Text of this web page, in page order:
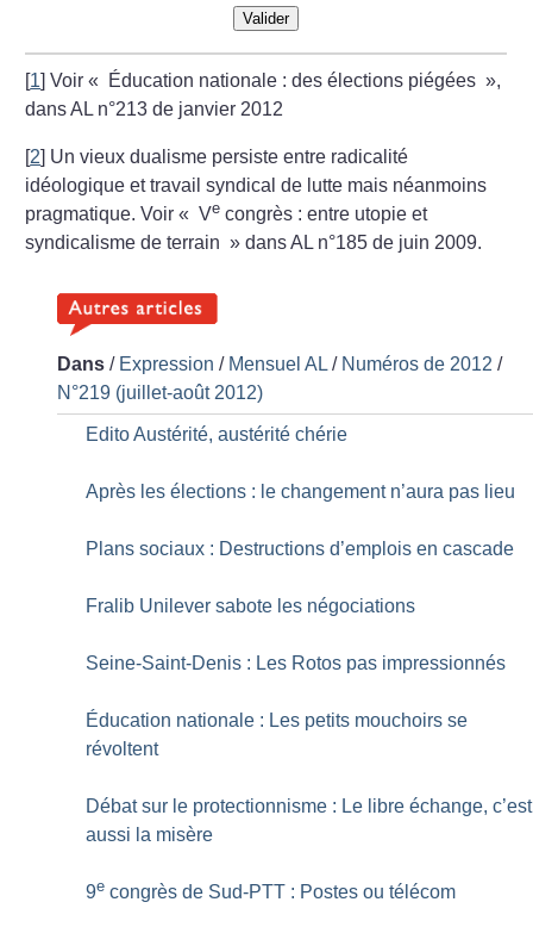
Valider
[1]Voir « Éducation nationale : des élections piégées »,
dans AL n°213 de janvier 2012
[2] Un vieux dualisme persiste entre radicalité
idéologique et travail syndical de lutte mais néanmoins
pragmatique. Voir « Ve congrès : entre utopie et
syndicalisme de terrain » dans AL n°185 de juin 2009.
Dans / Expression / Mensuel AL / Numéros de 2012 /
N°219 (juillet-août 2012)
Edito Austérité, austérité chérie
Après les élections : le changement n’aura pas lieu
Plans sociaux : Destructions d’emplois en cascade
Fralib Unilever sabote les négociations
Seine-Saint-Denis : Les Rotos pas impressionnés
Éducation nationale : Les petits mouchoirs se
révoltent
Débat sur le protectionnisme : Le libre échange, c’est
aussi la misère
9e congrès de Sud-PTT : Postes ou télécom